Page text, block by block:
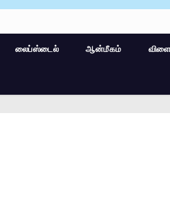
லைப்ஸ்டைல் ஆன்மீகம்